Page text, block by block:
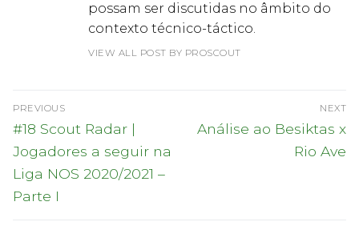
possam ser discutidas no âmbito do
contexto técnico-táctico.
VIEW ALL POST BY PROSCOUT
Navegação
de
artigos
PREVIOUS
Previous
post:
#18 Scout Radar |
Jogadores a seguir na
Liga NOS 2020/2021 –
Parte I
NEXT
Next
Análise ao Besiktas x
Rio Ave